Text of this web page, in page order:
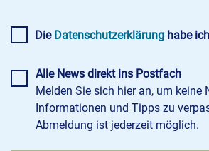
Die Datenschutzerklärung habe
Alle News direkt ins Postfach
Melden Sie sich hier an, um keine
Informationen und Tipps zu
Abmeldung ist jederzeit möglich.